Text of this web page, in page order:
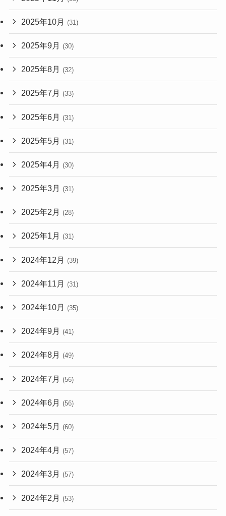
2025年10月 (31)
2025年9月 (30)
2025年8月 (32)
2025年7月 (33)
2025年6月 (31)
2025年5月 (31)
2025年4月 (30)
2025年3月 (31)
2025年2月 (28)
2025年1月 (31)
2024年12月 (39)
2024年11月 (31)
2024年10月 (35)
2024年9月 (41)
2024年8月 (49)
2024年7月 (56)
2024年6月 (56)
2024年5月 (60)
2024年4月 (57)
2024年3月 (57)
2024年2月 (53)